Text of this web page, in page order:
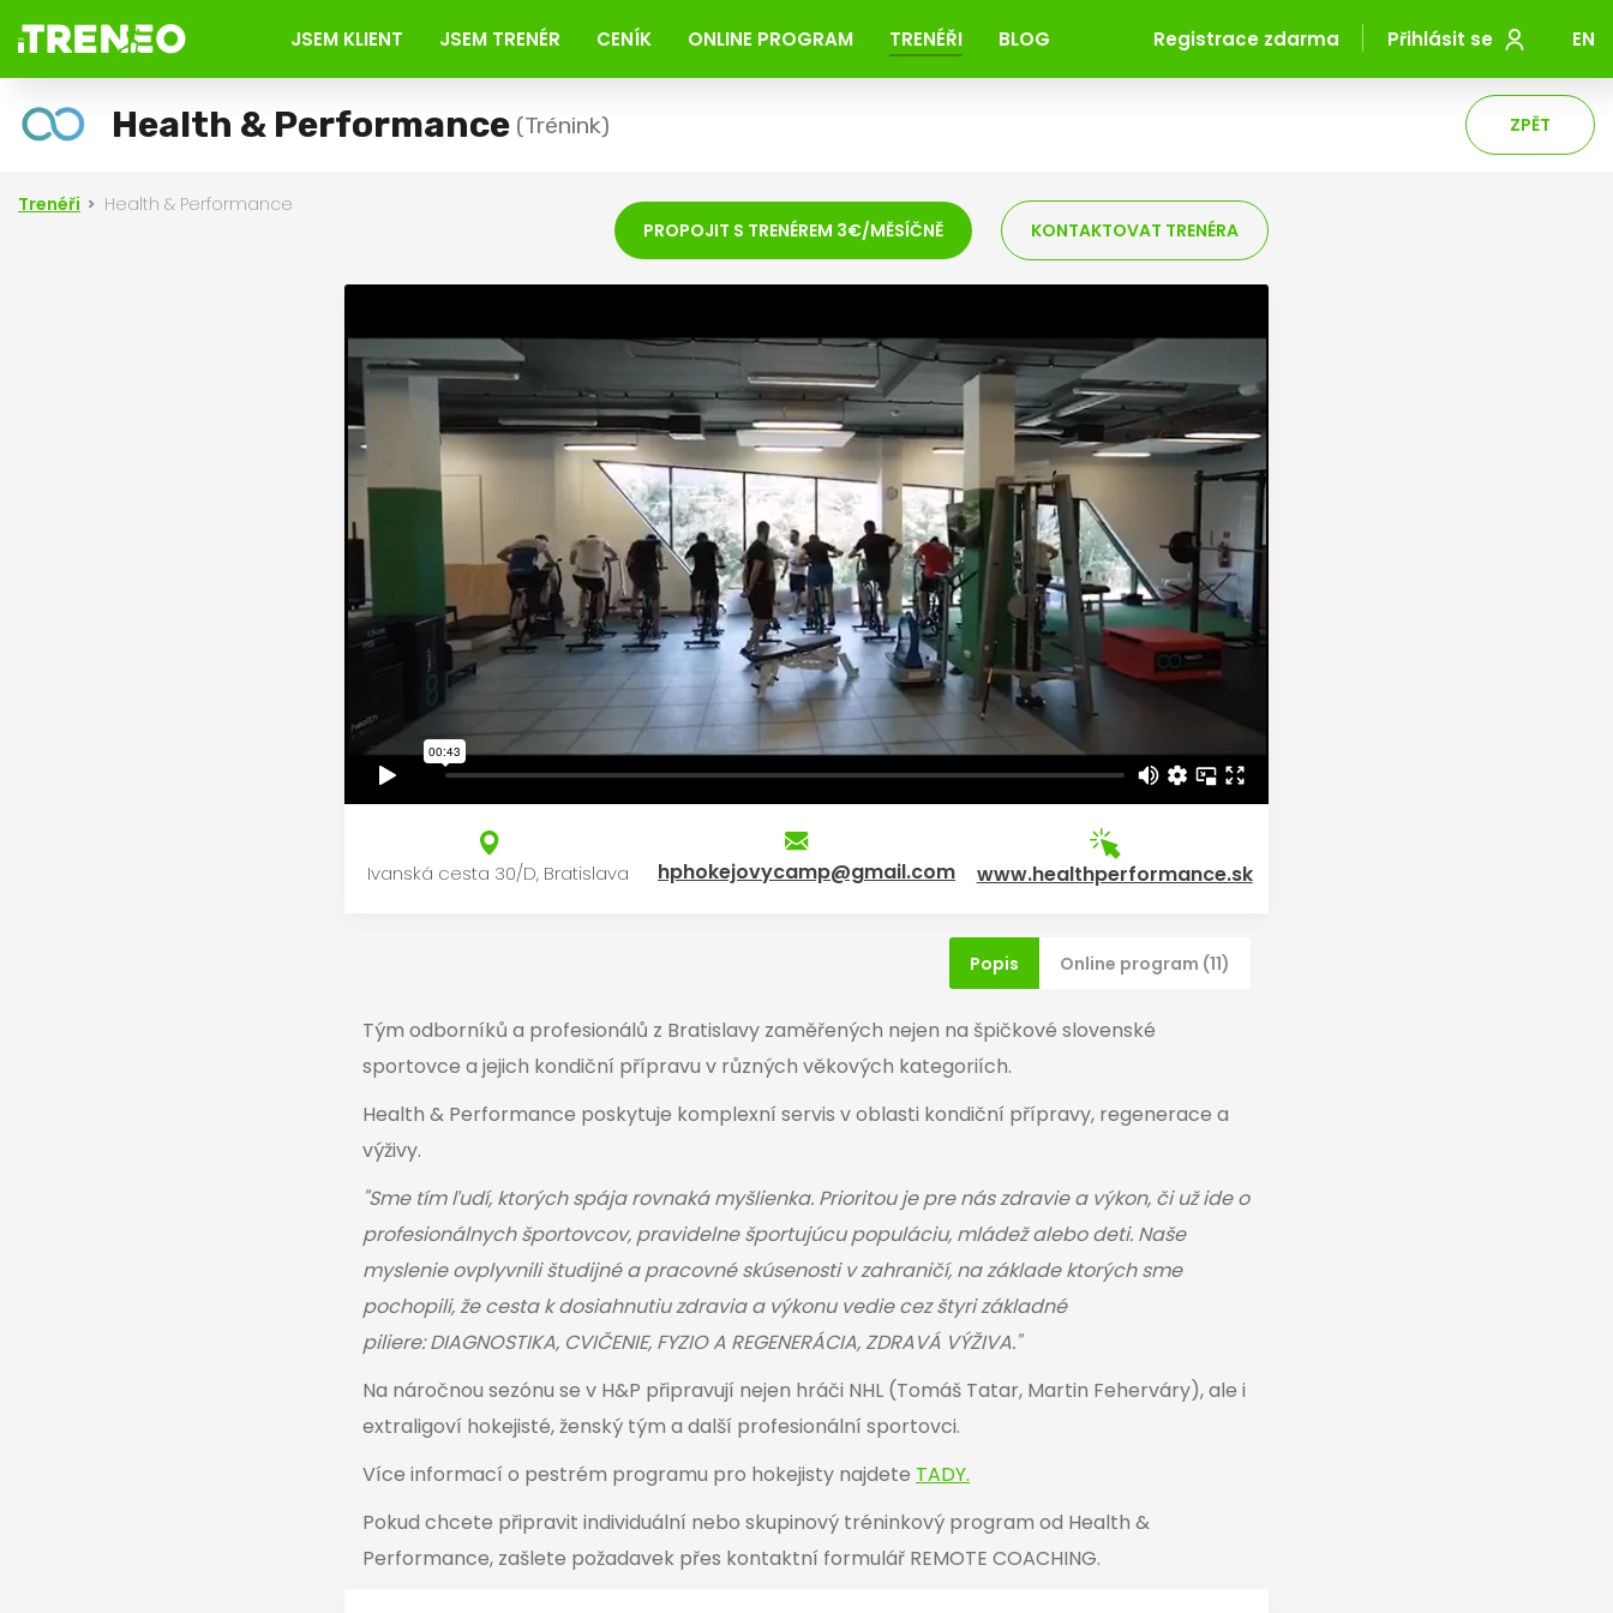
Registrace zdarma Přihlásit se EN
JSEM KLIENT JSEM TRENÉR CENÍK ONLINE PROGRAM TRENÉŘI BLOG
Health & Performance (Trénink) ZPĚT
Trenéři
Health & Performance
PROPOJIT S TRENÉREM 3€/MĚSÍČNĚ
KONTAKTOVAT TRENÉRA
Ivanská cesta 30/D, Bratislava hphokejovycamp@gmail.com www.healthperformance.sk
Popis Online program (11)
Tým odborníků a profesionálů z Bratislavy zaměřených nejen na špičkové slovenské
sportovce a jejich kondiční přípravu v různých věkových kategoriích.
Health & Performance poskytuje komplexní servis v oblasti kondiční přípravy, regenerace a
výživy.
"Sme tím ľudí, ktorých spája rovnaká myšlienka. Prioritou je pre nás zdravie a výkon, či už ide o
profesionálnych športovcov, pravidelne športujúcu populáciu, mládež alebo deti. Naše
myslenie ovplyvnili študijné a pracovné skúsenosti v zahraničí, na základe ktorých sme
pochopili, že cesta k dosiahnutiu zdravia a výkonu vedie cez štyri základné
piliere: DIAGNOSTIKA, CVIČENIE, FYZIO A REGENERÁCIA, ZDRAVÁ VÝŽIVA."
Na náročnou sezónu se v H&P připravují nejen hráči NHL (Tomáš Tatar, Martin Feherváry), ale i
extraligoví hokejisté, ženský tým a další profesionální sportovci.
Více informací o pestrém programu pro hokejisty najdete TADY.
Pokud chcete připravit individuální nebo skupinový tréninkový program od Health &
Performance, zašlete požadavek přes kontaktní formulář REMOTE COACHING.